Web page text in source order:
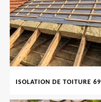
ISOLATION DE TOITURE 69